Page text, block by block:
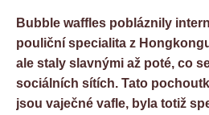
Bubble waffles pobláznily
pouliční specialita z
ale staly slavnými až poté, co
sociálních sítích. Tato
jsou vaječné vafle, byla totiž